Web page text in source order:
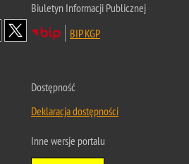
Biuletyn Informacji Publicznej
BIP KGP
Dostępność
Deklaracja dostępności
Inne wersje portalu